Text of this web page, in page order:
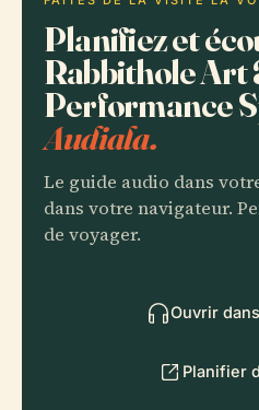
Planifiez et
Rabbithole
Performance
Audiala.
Le guide audio dans
dans votre navigateur.
de voyager.
Ouvrir
Planifier